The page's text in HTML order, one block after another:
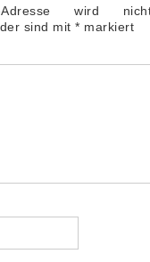
wird
sind mit* markiert